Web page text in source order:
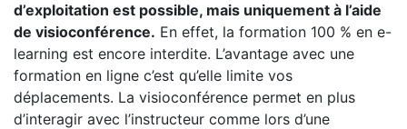
d’exploitation est possible, mais uniquement à l’aide
de visioconférence. En effet, la formation 100 % en e-
learning est encore interdite. L’avantage avec une
formation en ligne c’est qu’elle limite vos
déplacements. La visioconférence permet en plus
d’interagir avec l’instructeur comme lors d’une